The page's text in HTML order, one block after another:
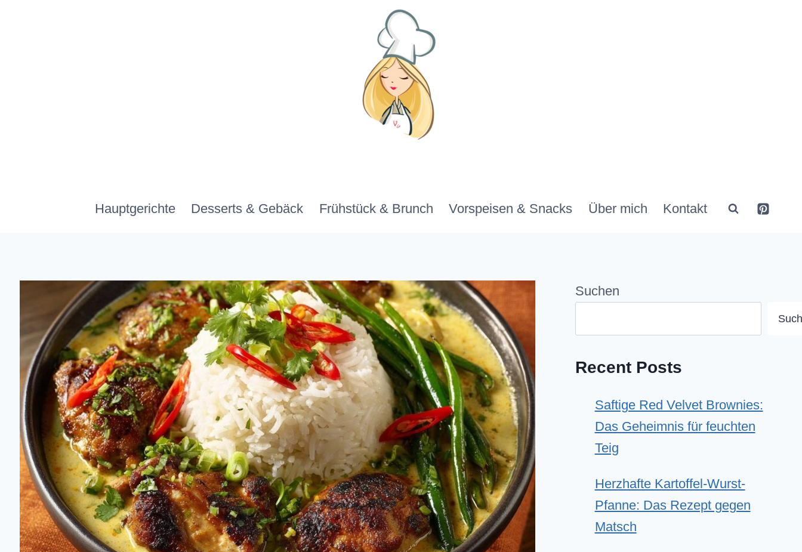
Hauptgerichte Desserts & Gebäck Frühstück & Brunch Vorspeisen & Snacks Über mich Kontakt
Suchen
Recent Posts
Saftige Red Velvet Brownies:
Das Geheimnis für feuchten
Teig
Herzhafte Kartoffel-Wurst-
Pfanne: Das Rezept gegen
Matsch